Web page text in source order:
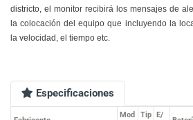
districto, el monitor recibirá los mensajes de
la colocación del equipo que incluyendo la
la velocidad, el tiempo etc.
Especificaciones
Mod
Tip E/